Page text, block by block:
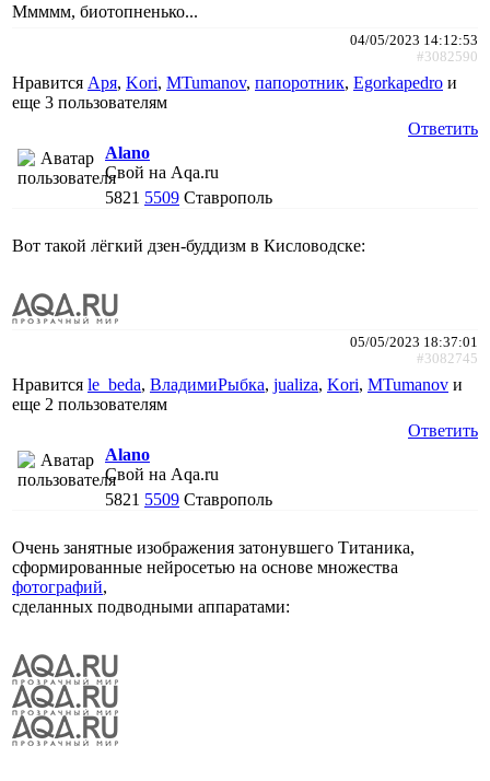
Ммммм, биотопненько...
04/05/2023 14:12:53
#3082590
Нравится Аря, Kori, MTumanov, папоротник, Egorkapedro и
еще 3 пользователям
Ответить
Alano
Свой на Aqa.ru
5821 5509 Ставрополь
Вот такой лёгкий дзен-буддизм в Кисловодске:
05/05/2023 18:37:01
#3082745
Нравится le_beda, ВладимиРыбка, jualiza, Kori, MTumanov и
еще 2 пользователям
Ответить
Alano
Свой на Aqa.ru
5821 5509 Ставрополь
Очень занятные изображения затонувшего Титаника,
сформированные нейросетью на основе множества
фотографий,
сделанных подводными аппаратами: